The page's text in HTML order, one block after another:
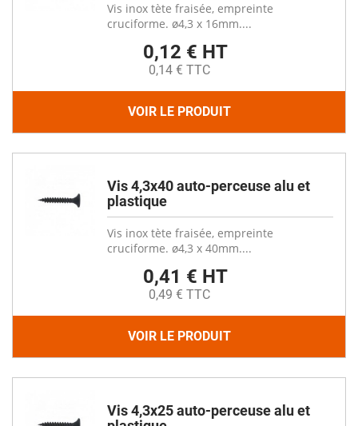
Vis inox tète fraisée, empreinte
cruciforme. ø4,3 x 16mm....
0,12 € HT
0,14 € TTC
VOIR LE PRODUIT
Vis 4,3x40 auto-perceuse alu et
plastique
Vis inox tète fraisée, empreinte
cruciforme. ø4,3 x 40mm....
0,41 € HT
0,49 € TTC
VOIR LE PRODUIT
Vis 4,3x25 auto-perceuse alu et